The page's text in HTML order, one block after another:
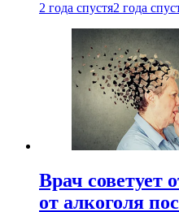
2 года спустя2 года
Врач советует
от алкоголя